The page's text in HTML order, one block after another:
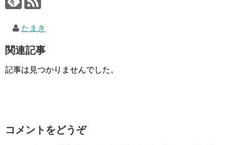
たまき
関連記事
記事は見つかりませんでした。
コメントをどうぞ